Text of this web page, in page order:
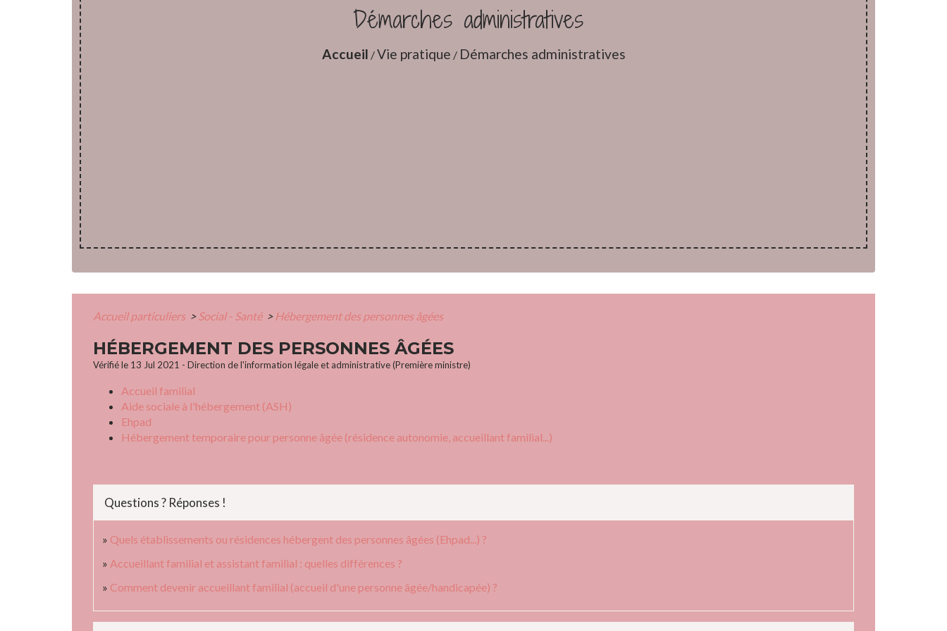
Démarches administratives
Accueil /Vie pratique / Démarches administratives
Accueil particuliers > Social - Santé > Hébergement des personnes âgées
HÉBERGEMENT DES PERSONNES ÂGÉES
Vérifié le 13 Jul 2021 - Direction de l'information légale et administrative (Première ministre)
Accueil familial
Aide sociale à l'hébergement (ASH)
Ehpad
Hébergement temporaire pour personne âgée (résidence autonomie, accueillant familial...)
Questions ? Réponses !
Quels établissements ou résidences hébergent des personnes âgées (Ehpad...) ?
Accueillant familial et assistant familial : quelles différences ?
Comment devenir accueillant familial (accueil d'une personne âgée/handicapée) ?